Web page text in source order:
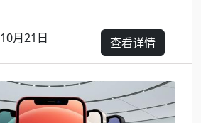
10月21日 查看详情